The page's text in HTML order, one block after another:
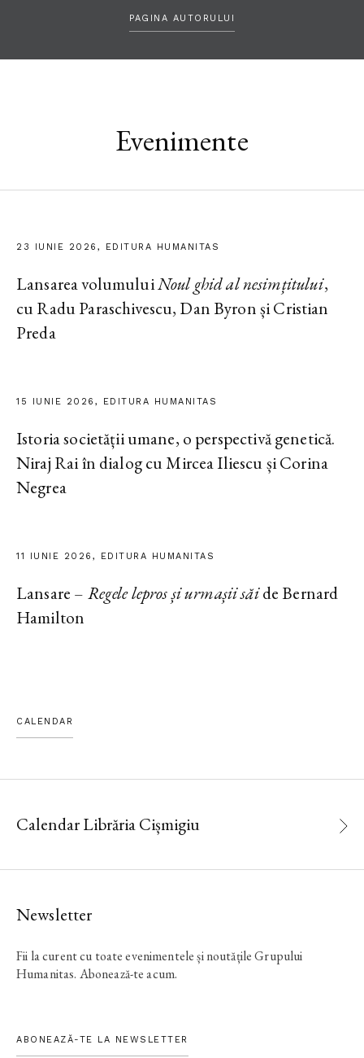
PAGINA AUTORULUI
Evenimente
23 IUNIE 2026, EDITURA HUMANITAS
Lansarea volumuluiNoul ghid al nesimțitului,
cu Radu Paraschivescu, Dan Byron și Cristian
Preda
15 IUNIE 2026, EDITURA HUMANITAS
Istoria societății umane, o perspectivă genetică.
Niraj Rai în dialog cu Mircea Iliescu și Corina
Negrea
11 IUNIE 2026, EDITURA HUMANITAS
Lansare – Regele lepros și urmașii săide Bernard
Hamilton
CALENDAR
Calendar Librăria Cișmigiu
Newsletter
Fii la curent cu toate evenimentele și noutățile Grupului
Humanitas. Abonează-te acum.
ABONEAZĂ-TE LA NEWSLETTER